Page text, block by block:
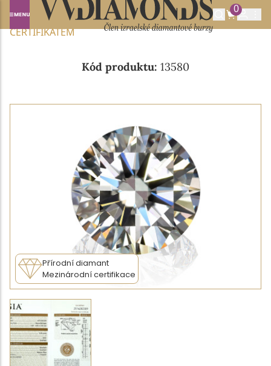
0
Domů NABÍDKA DIAMANTŮ
0.35CT J/VVS1 S GIA
CERTIFIKÁTEM
Kód produktu: 13580
Přírodní diamant
Mezinárodní certifikace